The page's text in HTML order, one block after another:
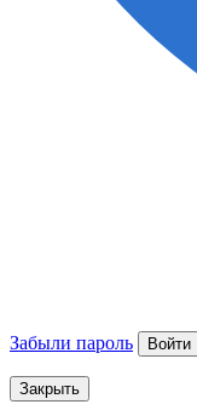
Забыли пароль Войти
Закрыть